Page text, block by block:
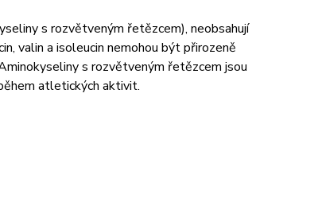
s rozvětveným řetězcem), neobsahují
valin a isoleucin nemohou být přirozeně
s rozvětveným řetězcem jsou
atletických aktivit.